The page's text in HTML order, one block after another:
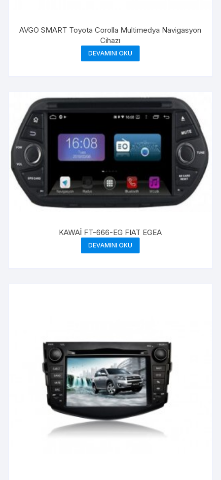
AVGO SMART Toyota Corolla Multimedya Navigasyon
Cihazı
DEVAMINI OKU
KAWAİ FT-666-EG FIAT EGEA
DEVAMINI OKU